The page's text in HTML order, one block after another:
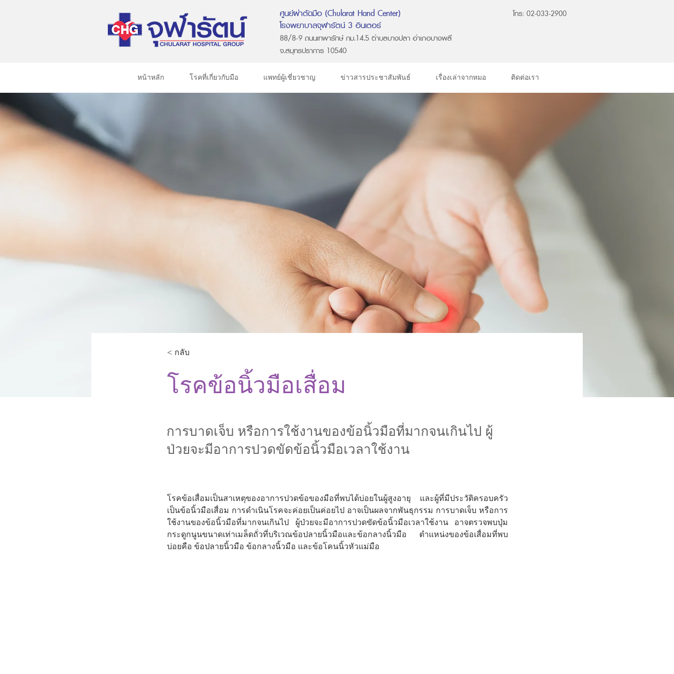
ศูนย์ผ่าตัดมือ (Chularat Hand Center)
โรงพยาบาลจุฬารัตน์ 3 อินเตอร์
88/8-9 ถนนเทพารักษ์ กม.14.5 ตำบลบางปลา อำเภอบางพลี
จ.สมุทรปราการ 10540
โทร: 02-033-2900
หน้าหลัก โรคที่เกี่ยวกับมือ แพทย์ผู้เชี่ยวชาญ ข่าวสารประชาสัมพันธ์ เรื่องเล่าจากหมอ ติดต่อเรา
< กลับ
โรคข้อนิ้วมือเสื่อม
การบาดเจ็บ หรือการใช้งานของข้อนิ้วมือที่มากจนเกินไป ผู้
ป่วยจะมีอาการปวดขัดข้อนิ้วมือเวลาใช้งาน
โรคข้อเสื่อมเป็นสาเหตุของอาการปวดข้อของมือที่พบได้บ่อยในผู้สูงอายุ และผู้ที่มีประวัติครอบครัว
เป็นข้อนิ้วมือเสื่อม การดำเนินโรคจะค่อยเป็นค่อยไป อาจเป็นผลจากพันธุกรรม การบาดเจ็บ หรือการ
ใช้งานของข้อนิ้วมือที่มากจนเกินไป ผู้ป่วยจะมีอาการปวดขัดข้อนิ้วมือเวลาใช้งาน อาจตรวจพบปุ่ม
กระดูกนูนขนาดเท่าเมล็ดถั่วที่บริเวณข้อปลายนิ้วมือและข้อกลางนิ้วมือ ตำแหน่งของข้อเสื่อมที่พบ
บ่อยคือ ข้อปลายนิ้วมือ ข้อกลางนิ้วมือ และข้อโคนนิ้วหัวแม่มือ